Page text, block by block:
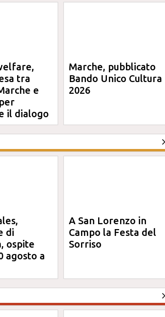
tra
e
il dialogo
Marche, pubblicato
Bando Unico Cultura
2026
di
ospite
agosto a
A San Lorenzo in
Campo la Festa del
Sorriso